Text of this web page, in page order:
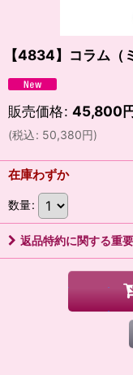
【4834】コラム（
販売価格: 45,800
(税込: 50,380円)
在庫わずか
数量:
返品特約に関する重